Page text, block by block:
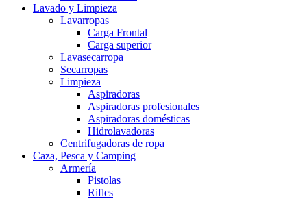
Lavado y Limpieza
Lavarropas
Carga Frontal
Carga superior
Lavasecarropa
Secarropas
Limpieza
Aspiradoras
Aspiradoras profesionales
Aspiradoras domésticas
Hidrolavadoras
Centrifugadoras de ropa
Caza, Pesca y Camping
Armería
Pistolas
Rifles